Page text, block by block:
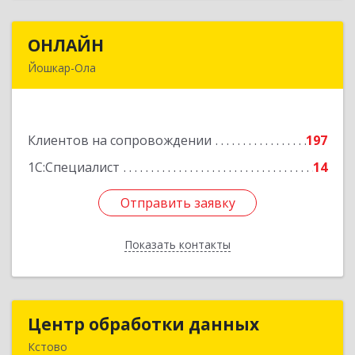
ОНЛАЙН
Йошкар-Ола
Клиентов на сопровождении
197
1С:Специалист
14
Отправить заявку
Показать контакты
Подробнее
Отправить заявку
Назад
Центр обработки данных
Кстово
Центр обработки данных